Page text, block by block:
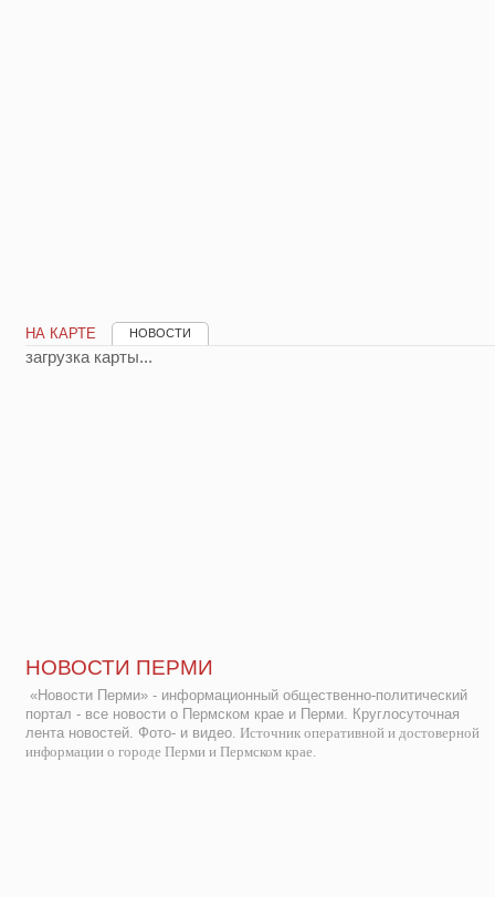
НА КАРТЕ НОВОСТИ
загрузка карты...
НОВОСТИ ПЕРМИ
«Новости Перми» - информационный общественно-политический
портал - все новости о Пермском крае и Перми. Круглосуточная
лента новостей. Фото- и видео. Источник оперативной и достоверной
информации о городе Перми и Пермском крае.